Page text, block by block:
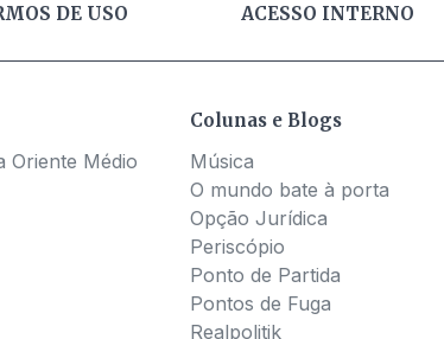
DE USO ACESSO INTERNO
Oriente Médio
Colunas e Blogs
Música
O mundo bate à porta
Opção Jurídica
Periscópio
Ponto de Partida
Pontos de Fuga
Realpolitik